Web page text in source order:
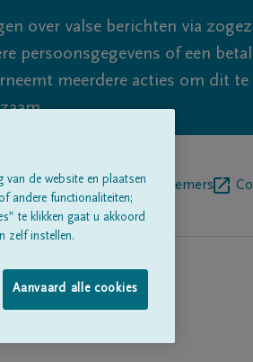
over valse berichten via
persoonsgegevens of een
meerdere acties om dit
Over onsBegrafenisondernemers
van de website en plaatsen
andere functionaliteiten;
te klikken gaat u akkoord
zelf instellen.
Aanvaard alle cookies